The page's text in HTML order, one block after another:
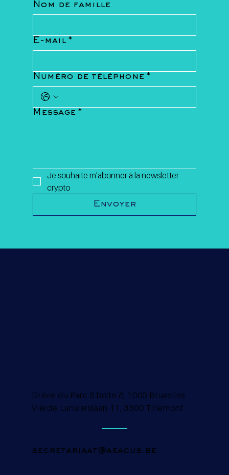
Nom de famille
E-mail *
Numéro de téléphone *
Message *
Je souhaite m'abonner à la newsletter
crypto
Envoyer
secretariaat@aeacus.be
Drève du Parc 8 boite 8, 1000 Bruxelles
Vierde Lansierslaan 11, 3300 Tirlemont